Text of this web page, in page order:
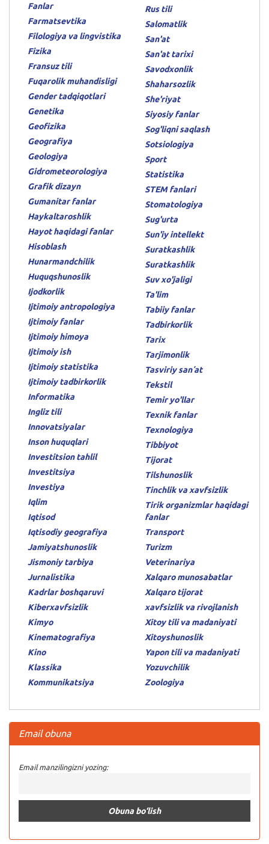
Fanlar
Farmatsevtika
Filologiya va lingvistika
Fizika
Fransuz tili
Fuqarolik muhandisligi
Gender tadqiqotlari
Genetika
Geofizika
Geografiya
Geologiya
Gidrometeorologiya
Grafik dizayn
Gumanitar fanlar
Haykaltaroshlik
Hayot haqidagi fanlar
Hisoblash
Hunarmandchilik
Huquqshunoslik
Ijodkorlik
Ijtimoiy antropologiya
Ijtimoiy fanlar
Ijtimoiy himoya
Ijtimoiy ish
Ijtimoiy statistika
Ijtimoiy tadbirkorlik
Informatika
Ingliz tili
Innovatsiyalar
Inson huquqlari
Investitsion tahlil
Investitsiya
Investiya
Iqlim
Iqtisod
Iqtisodiy geografiya
Jamiyatshunoslik
Jismoniy tarbiya
Jurnalistika
Kadrlar boshqaruvi
Kiberxavfsizlik
Kimyo
Kinematografiya
Kino
Klassika
Kommunikatsiya
Rus tili
Salomatlik
San'at
San'at tarixi
Savodxonlik
Shaharsozlik
She'riyat
Siyosiy fanlar
Sog'liqni saqlash
Sotsiologiya
Sport
Statistika
STEM fanlari
Stomatologiya
Sug'urta
Sun'iy intellekt
Suratkashlik
Suratkashlik
Suv xo'jaligi
Ta'lim
Tabiiy fanlar
Tadbirkorlik
Tarix
Tarjimonlik
Tasviriy sanʼat
Tekstil
Temir yo'llar
Texnik fanlar
Texnologiya
Tibbiyot
Tijorat
Tilshunoslik
Tinchlik va xavfsizlik
Tirik organizmlar haqidagi
fanlar
Transport
Turizm
Veterinariya
Xalqaro munosabatlar
Xalqaro tijorat
xavfsizlik va rivojlanish
Xitoy tili va madaniyati
Xitoyshunoslik
Yapon tili va madaniyati
Yozuvchilik
Zoologiya
Email obuna
Email manzilingizni yozing: